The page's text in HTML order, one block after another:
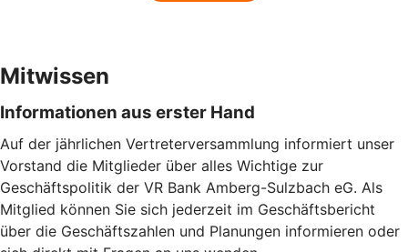
Mitwissen
Informationen aus erster Hand
Auf der jährlichen Vertreterversammlung informiert unser
Vorstand die Mitglieder über alles Wichtige zur
Geschäftspolitik der VR Bank Amberg-Sulzbach eG. Als
Mitglied können Sie sich jederzeit im Geschäftsbericht
über die Geschäftszahlen und Planungen informieren oder